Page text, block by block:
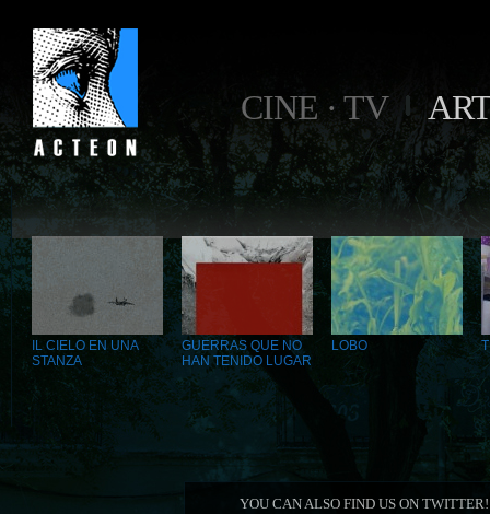
CINE · TV
IL CIELO EN UNA
STANZA
GUERRAS QUE NO
HAN TENIDO LUGAR
LOBO
YOU CAN ALSO FIND US ON TWITTER!